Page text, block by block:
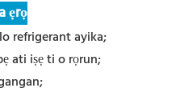
ẹrọ
refrigerant ayika;
ati iṣẹ ti o rọrun;